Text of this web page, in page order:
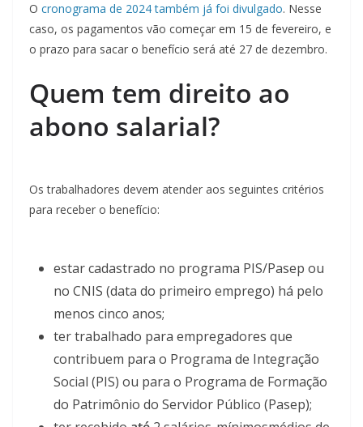
O cronograma de 2024 também já foi divulgado. Nesse
caso, os pagamentos vão começar em 15 de fevereiro, e
o prazo para sacar o benefício será até 27 de dezembro.
Quem tem direito ao
abono salarial?
Os trabalhadores devem atender aos seguintes critérios
para receber o benefício:
estar cadastrado no programa PIS/Pasep ou
no CNIS (data do primeiro emprego) há pelo
menos cinco anos;
ter trabalhado para empregadores que
contribuem para o Programa de Integração
Social (PIS) ou para o Programa de Formação
do Patrimônio do Servidor Público (Pasep);